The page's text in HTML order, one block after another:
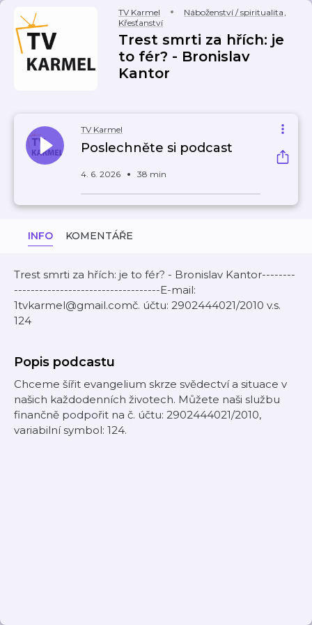
TV Karmel Náboženství / spiritualita,
Křesťanství
Trest smrti za hřích: je
to fér? - Bronislav
Kantor
TV Karmel
Poslechněte si podcast
4. 6. 2026 38 min
INFO KOMENTÁŘE
Trest smrti za hřích: je to fér? - Bronislav Kantor--------
-----------------------------------E-mail:
1tvkarmel@gmail.comč. účtu: 2902444021/2010 v.s.
124
Popis podcastu
Chceme šířit evangelium skrze svědectví a situace v
našich každodenních životech. Můžete naši službu
finančně podpořit na č. účtu: 2902444021/2010,
variabilní symbol: 124.